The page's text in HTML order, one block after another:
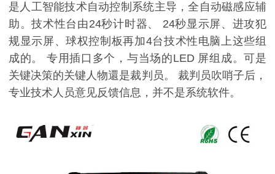
是人工智能技术自动控制系统主导，全自动磁感应辅
助。技术性台由24秒计时器、 24秒显示屏、进攻犯
规显示屏、球权控制板再加4台技术性电脑上这些组
成的。 专用插口多个，与当场的LED 屏组成。可是
关键决策的关键人物還是裁判员。 裁判员吹哨子后，
专业技术人员意见反馈信息，并不是系统软件。